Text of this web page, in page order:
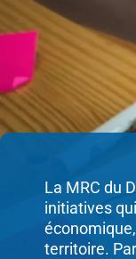
La MRC du
initiatives
territoire.